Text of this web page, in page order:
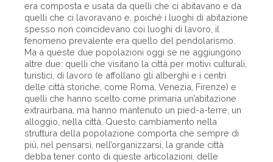
era composta e usata da quelli che ci abitavano e da
quelli che ci lavoravano e, poiché i luoghi di abitazione
spesso non coincidevano coi luoghi di lavoro, il
fenomeno prevalente era quello del pendolarismo.
Ma a queste due popolazioni oggi se ne aggiungono
altre due: quelli che visitano la città per motivi culturali,
turistici, di lavoro (e affollano gli alberghi e i centri
delle città storiche, come Roma, Venezia, Firenze) e
quelli che hanno scelto come primaria un’abitazione
extraurbana, ma hanno mantenuto un pied-a-terre, un
alloggio, nella città. Questo cambiamento nella
struttura della popolazione comporta che sempre di
più, nel pensarsi, nell’organizzarsi, la grande città
debba tener conto di queste articolazioni, delle